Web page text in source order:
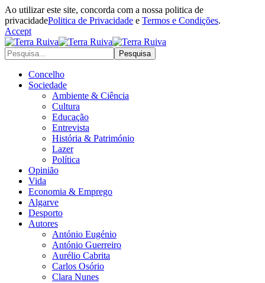
Ao utilizar este site, concorda com a nossa politica de
privacidadePolitica de Privacidade e Termos e Condições.
Accept
Concelho
Sociedade
Ambiente & Ciência
Cultura
Educação
Entrevista
História & Património
Lazer
Política
Opinião
Vida
Economia & Emprego
Algarve
Desporto
Autores
António Eugénio
António Guerreiro
Aurélio Cabrita
Carlos Osório
Clara Nunes